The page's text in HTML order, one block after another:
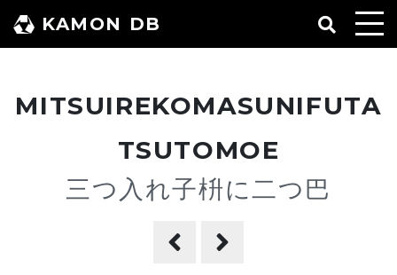
ン
KAMON DB
MITSUIREKOMASUNIFUTA
TSUTOMOE
三つ入れ子枡に二つ巴